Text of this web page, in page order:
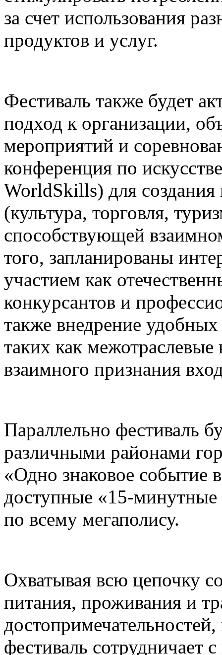
за счет использования
продуктов и услуг.
Фестиваль также будет
подход к организации,
мероприятий и
конференция по
WorldSkills) для
(культура, торговля,
способствующей
того, запланированы
участием как
конкурсантов и
также внедрение
таких как
взаимного признания
Параллельно фестиваль
различными районами
«Одно знаковое событие
доступные «15-минутные
по всему мегаполису.
Охватывая всю цепочку
питания, проживания и
фестиваль сотрудничает